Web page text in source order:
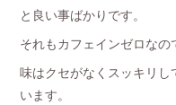
と良い事ばかりです。
それもカフェインゼロな
味はクセがなくスッキリ
います。